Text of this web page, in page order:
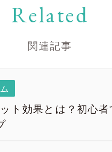
Related
関連記事
ト効果とは？初心